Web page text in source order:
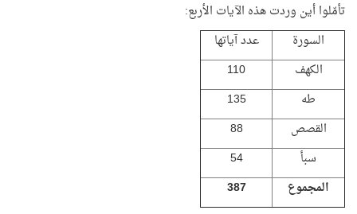
تأمّلوا أين وردت هذه الآيات الأربع:
السورة
عدد آياتها
الكهف
110
طه
135
القصص
88
سبأ
54
المجموع
387